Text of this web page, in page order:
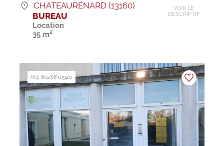
VOIR LE
DESCRIPTIF
CHATEAURENARD (13160)
BUREAU
Location
35 m²
Ref. 842X840920